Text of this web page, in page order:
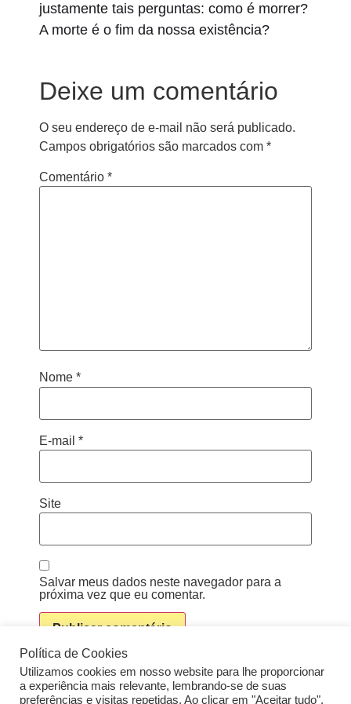
justamente tais perguntas: como é morrer?
A morte é o fim da nossa existência?
Deixe um comentário
O seu endereço de e-mail não será publicado.
Campos obrigatórios são marcados com *
Comentário *
Nome *
E-mail *
Site
Salvar meus dados neste navegador para a
próxima vez que eu comentar.
Política de Cookies
Utilizamos cookies em nosso website para lhe proporcionar
a experiência mais relevante, lembrando-se de suas
preferências e visitas repetidas. Ao clicar em "Aceitar tudo",